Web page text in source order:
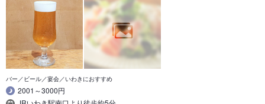
バー／ビール／宴会／いわきにおすすめ
2001～3000円